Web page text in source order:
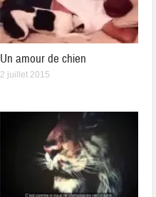
Un amour de chien
2 juillet 2015